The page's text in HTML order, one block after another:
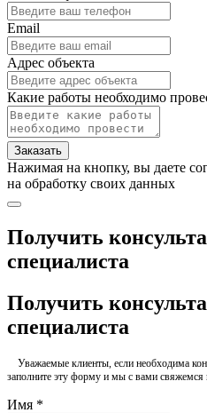
Email
Адрес объекта
Какие работы необходимо
Заказать
Нажимая на кнопку, вы даете
на обработку своих данных
Получить
специалиста
Получить
специалиста
Уважаемые клиенты, если необходима
заполните эту форму и мы с вами свяжемся
Имя *